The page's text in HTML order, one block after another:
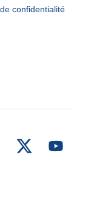
confidentialité